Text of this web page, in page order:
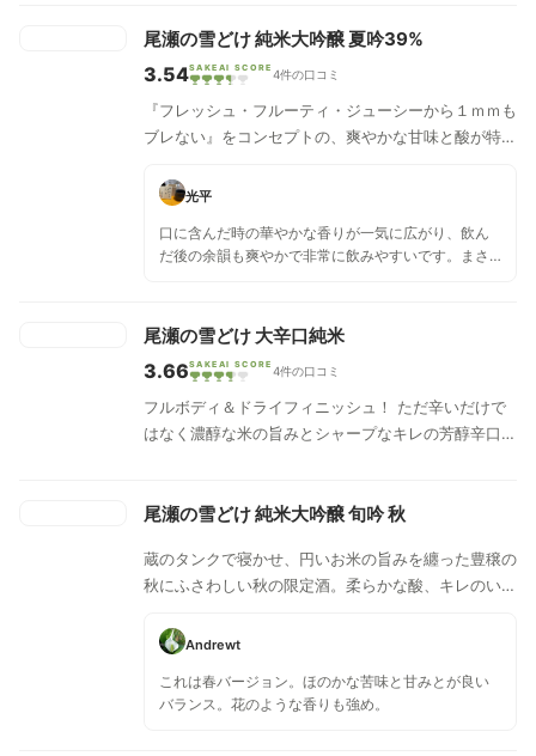
尾瀬の雪どけ 純米大吟醸 夏吟39%
3.54SAKEAI SCORE 4件の口コミ
『フレッシュ・フルーティ・ジューシーから１ｍｍも
ブレない』をコンセプトの、爽やかな甘味と酸が特
光平
口に含んだ時の華やかな香りが一気に広がり、飲ん
だ後の余韻も爽やかで非常に飲みやすいです。まさ
尾瀬の雪どけ 大辛口純米
3.66SAKEAI SCORE 4件の口コミ
フルボディ＆ドライフィニッシュ！ ただ辛いだけで
はなく濃醇な米の旨みとシャープなキレの芳醇辛口純
味わいにならないよう、芳醇な旨みも感じとれます。
尾瀬の雪どけ 純米大吟醸 旬吟 秋
蔵のタンクで寝かせ、円いお米の旨みを纏った豊穣の
秋にふさわしい秋の限定酒。柔らかな酸、キレのいい
Andrewt
これは春バージョン。ほのかな苦味と甘みとが良い
バランス。花のような香りも強め。